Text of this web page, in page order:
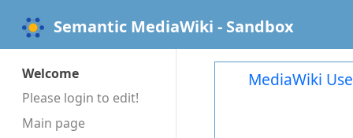
Semantic MediaWiki - Sandbox
Welcome
Please login to edit!
Main page
MediaWiki